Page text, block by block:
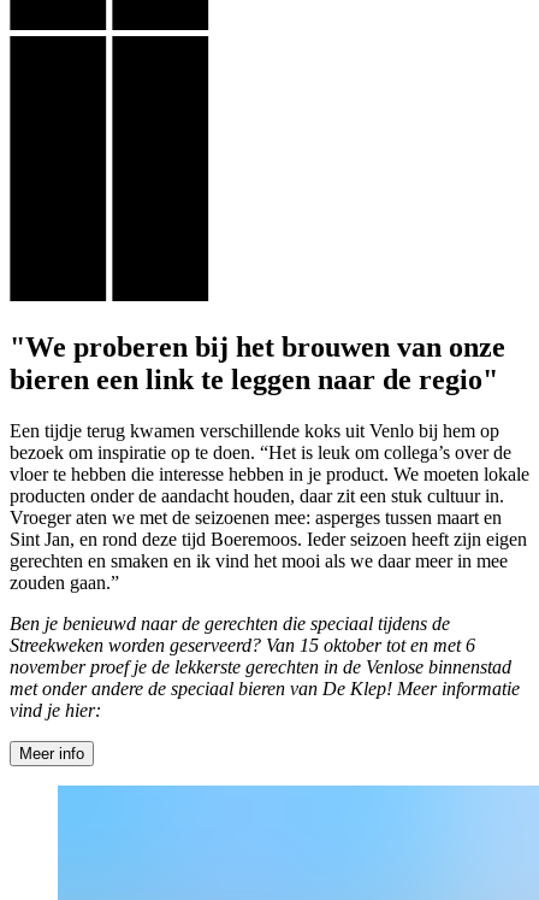
"We proberen bij het brouwen van onze
bieren een link te leggen naar de regio"
Een tijdje terug kwamen verschillende koks uit Venlo bij hem op
bezoek om inspiratie op te doen. “Het is leuk om collega’s over de
vloer te hebben die interesse hebben in je product. We moeten lokale
producten onder de aandacht houden, daar zit een stuk cultuur in.
Vroeger aten we met de seizoenen mee: asperges tussen maart en
Sint Jan, en rond deze tijd Boeremoos. Ieder seizoen heeft zijn eigen
gerechten en smaken en ik vind het mooi als we daar meer in mee
zouden gaan.”
Ben je benieuwd naar de gerechten die speciaal tijdens de
Streekweken worden geserveerd? Van 15 oktober tot en met 6
november proef je de lekkerste gerechten in de Venlose binnenstad
met onder andere de speciaal bieren van De Klep! Meer informatie
vind je hier:
Meer info